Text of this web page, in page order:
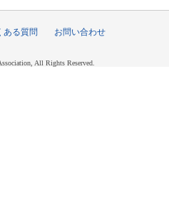
ある質問 お問い合わせ
All Rights Reserved.